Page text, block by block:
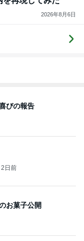
2026年8月6日
びの報告
2日前
お菓子公開